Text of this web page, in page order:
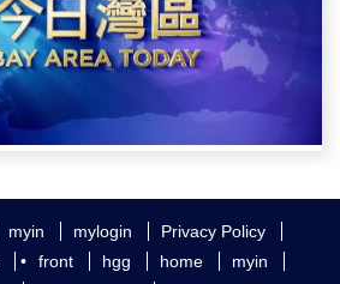
myin mylogin
Privacy Policy
• front hgg home
myin